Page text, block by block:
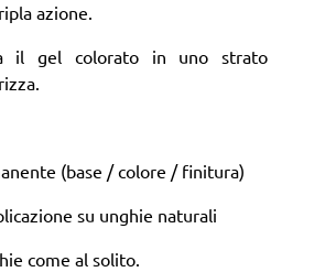
azione.
il gel colorato in uno strato
(base / colore / finitura)
su unghie naturali
come al solito.